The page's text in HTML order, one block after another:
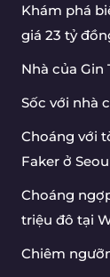
Khám phá
giá 23 tỷ
Nhà của Gin
Sốc với nhà
Choáng với
Faker ở
Choáng
triệu đô tại
Chiêm